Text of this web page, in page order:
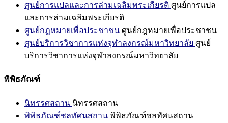
ศูนย์การแปลและการล่ามเฉลิมพระเกียรติ ศูนย์การแปล
และการล่ามเฉลิมพระเกียรติ
ศูนย์กฎหมายเพื่อประชาชน ศูนย์กฎหมายเพื่อประชาชน
ศูนย์บริการวิชาการแห่งจุฬาลงกรณ์มหาวิทยาลัย ศูนย์
บริการวิชาการแห่งจุฬาลงกรณ์มหาวิทยาลัย
พิพิธภัณฑ์
นิทรรศสถาน นิทรรศสถาน
พิพิธภัณฑ์ชลทัศนสถาน พิพิธภัณฑ์ชลทัศนสถาน